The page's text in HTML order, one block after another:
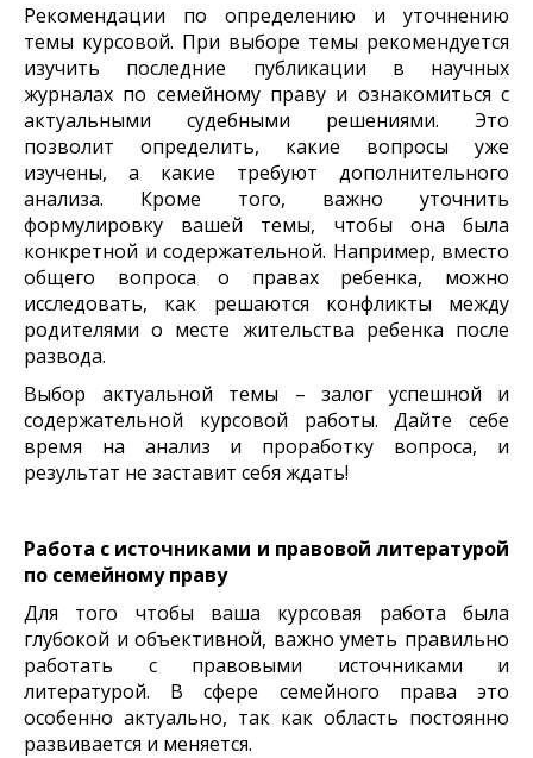
Рекомендации по определению и уточнению
темы курсовой. При выборе темы рекомендуется
изучить последние публикации в научных
журналах по семейному праву и ознакомиться с
актуальными судебными решениями. Это
позволит определить, какие вопросы уже
изучены, а какие требуют дополнительного
анализа. Кроме того, важно уточнить
формулировку вашей темы, чтобы она была
конкретной и содержательной. Например, вместо
общего вопроса о правах ребенка, можно
исследовать, как решаются конфликты между
родителями о месте жительства ребенка после
развода.
Выбор актуальной темы – залог успешной и
содержательной курсовой работы. Дайте себе
время на анализ и проработку вопроса, и
результат не заставит себя ждать!
Работа с источниками и правовой литературой
по семейному праву
Для того чтобы ваша курсовая работа была
глубокой и объективной, важно уметь правильно
работать с правовыми источниками и
литературой. В сфере семейного права это
особенно актуально, так как область постоянно
развивается и меняется.